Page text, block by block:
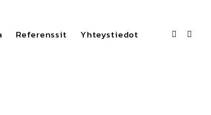
Referenssit Yhteystiedot